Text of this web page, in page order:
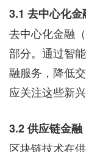
3.1 去中心化金
去中心化金融
部分。通过智
融服务，降低
应关注这些新
3.2 供应链金融
区块链技术在